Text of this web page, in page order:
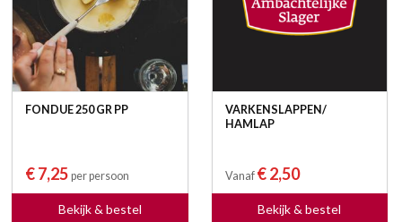
FONDUE 250 GR PP
€ 7,25 per persoon
Bekijk & bestel
VARKENSLAPPEN/
HAMLAP
Vanaf € 2,50
Bekijk & bestel